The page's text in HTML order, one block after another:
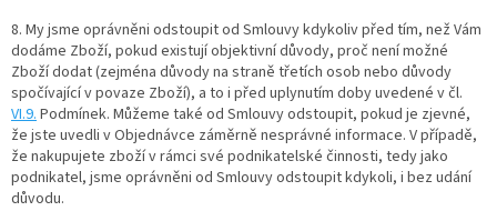
8. My jsme oprávněni odstoupit od Smlouvy kdykoliv před tím, než Vám
dodáme Zboží, pokud existují objektivní důvody, proč není možné
Zboží dodat (zejména důvody na straně třetích osob nebo důvody
spočívající v povaze Zboží), a to i před uplynutím doby uvedené v čl.
VI.9. Podmínek. Můžeme také od Smlouvy odstoupit, pokud je zjevné,
že jste uvedli v Objednávce záměrně nesprávné informace. V případě,
že nakupujete zboží v rámci své podnikatelské činnosti, tedy jako
podnikatel, jsme oprávněni od Smlouvy odstoupit kdykoli, i bez udání
důvodu.